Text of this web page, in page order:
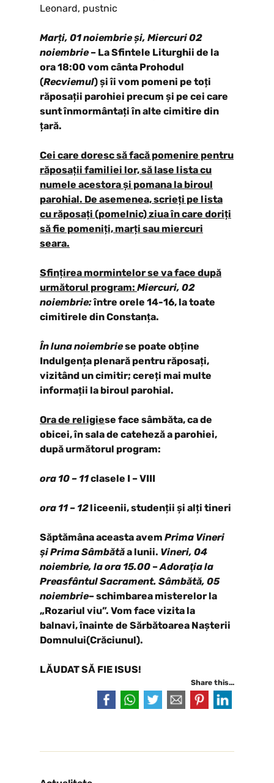
Leonard, pustnic
Marți, 01 noiembrieși, Miercuri 02
noiembrie– La Sfintele Liturghii de la
ora 18:00 vom cânta Prohodul
(Recviemul) și îi vom pomeni pe toți
răposații parohiei precum și pe cei care
sunt înmormântați în alte cimitire din
țară.
Cei care doresc să facă pomenire pentru
răposații familiei lor, să lase lista cu
numele acestora și pomana la biroul
parohial. De asemenea, scrieți pe lista
cu răposați (pomelnic) ziua în care doriți
să fie pomeniți, marți sau miercuri
seara.
Sfințirea mormintelor se va face după
următorul program: Miercuri, 02
noiembrie:între orele 14-16, la toate
cimitirele din Constanța.
În luna noiembriese poate obține
Indulgența plenară pentru răposați,
vizitând un cimitir; cereți mai multe
informații la biroul parohial.
Ora de religiese face sâmbăta, ca de
obicei, în sala de cateheză a parohiei,
după următorul program:
ora 10 – 11clasele I – VIII
ora 11 – 12liceenii, studenții și alți tineri
Săptămâna aceasta avem Prima Vineri
şi Prima Sâmbătăa lunii. Vineri, 04
noiembrie, la ora 15.00 –Adoraţia la
Preasfântul Sacrament. Sâmbătă, 05
noiembrie– schimbarea misterelor la
„Rozariul viu”. Vom face vizita la
balnavi, înainte de Sărbătoarea Nașterii
Domnului(Crăciunul).
LĂUDAT SĂ FIE ISUS!
Share this...